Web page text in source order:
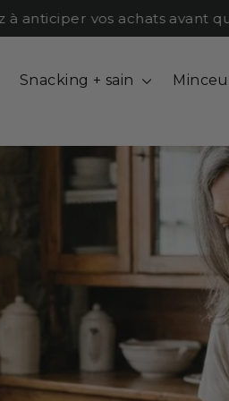
vos achats avant qu'il
Snacking + sain